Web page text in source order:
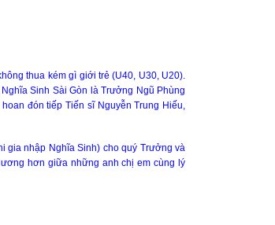
thua kém gì giới trẻ (U40, U30, U20).
Sinh Sài Gòn là Trưởng Ngũ Phùng
đón tiếp Tiến sĩ Nguyễn Trung Hiếu,
gia nhập Nghĩa Sinh) cho quý Trưởng và
hơn giữa những anh chị em cùng lý